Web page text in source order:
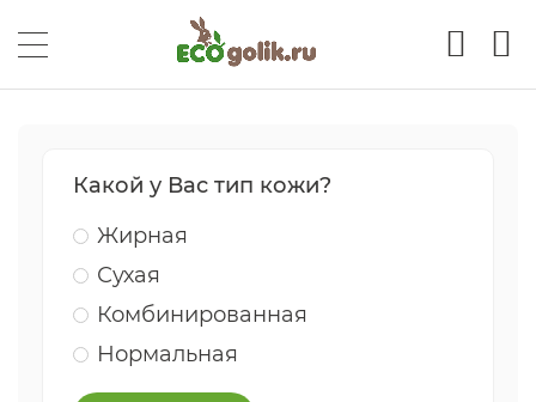
Какой у Вас тип кожи?
Жирная
Сухая
Комбинированная
Нормальная